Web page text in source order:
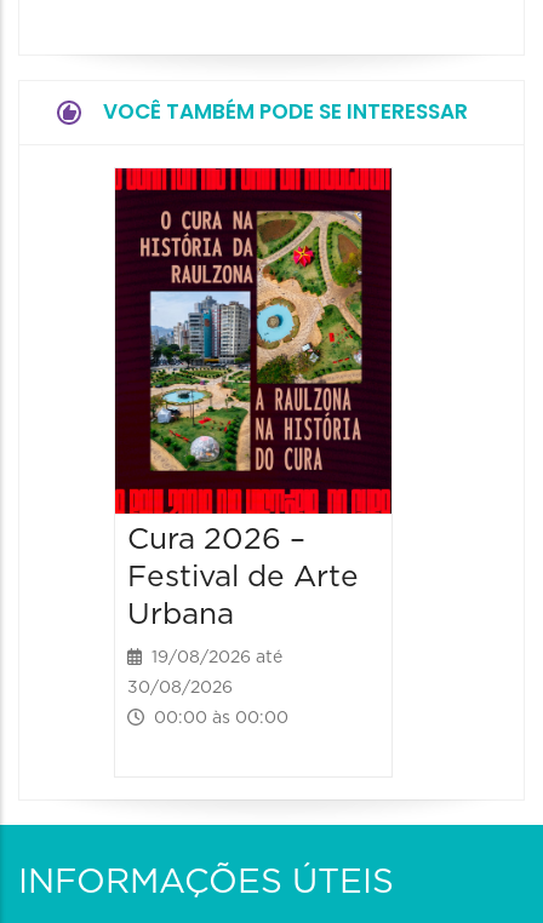
VOCÊ TAMBÉM PODE SE INTERESSAR
Cura 2026 –
Festival de Arte
Urbana
19/08/2026 até
30/08/2026
00:00 às 00:00
INFORMAÇÕES ÚTEIS